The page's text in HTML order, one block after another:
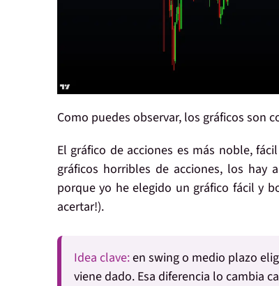
Como puedes observar, los gráficos son
El gráfico de acciones es más noble,
gráficos horribles de acciones, los hay
porque yo he elegido un gráfico fácil y
acertar!).
Idea clave:en swing o medio plazo
viene dado. Esa diferencia lo cambia